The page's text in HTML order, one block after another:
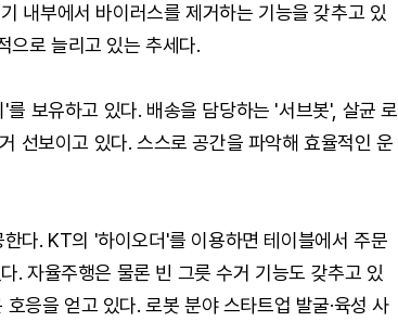
내부에서 바이러스를 제거하는 기능을 갖추고 있
으로 늘리고 있는 추세다.
보유하고 있다. 배송을 담당하는 '서브봇', 살균 로
선보이고 있다. 스스로 공간을 파악해 효율적인 운
다. KT의 '하이오더'를 이용하면 테이블에서 주문
. 자율주행은 물론 빈 그릇 수거 기능도 갖추고 있
응을 얻고 있다. 로봇 분야 스타트업 발굴·육성 사